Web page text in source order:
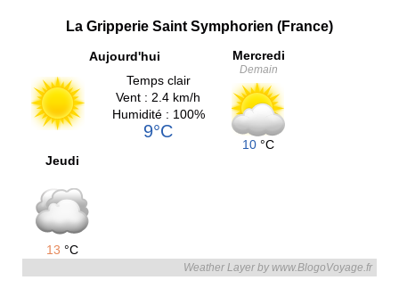
La Gripperie Saint Symphorien (France)
Aujourd'hui
Temps clair
Vent : 2.4 km/h
Humidité : 100%
9°C
Mercredi
Demain
10 °C
Jeudi
13 °C
Weather Layer by www.BlogoVoyage.fr